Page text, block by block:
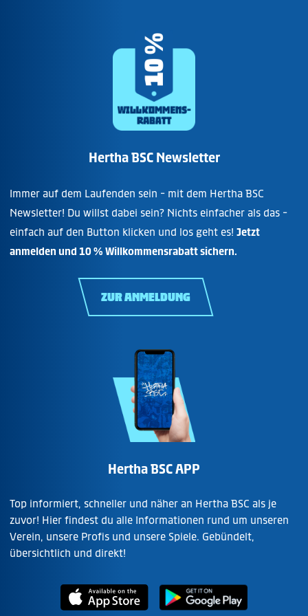
Hertha BSC Newsletter
Immer auf dem Laufenden sein - mit dem Hertha BSC
Newsletter! Du willst dabei sein? Nichts einfacher als das -
einfach auf den Button klicken und los geht es! Jetzt
anmelden und 10 % Willkommensrabatt sichern.
ZUR ANMELDUNG
Hertha BSC APP
Top informiert, schneller und näher an Hertha BSC als je
zuvor! Hier findest du alle Informationen rund um unseren
Verein, unsere Profis und unsere Spiele. Gebündelt,
übersichtlich und direkt!